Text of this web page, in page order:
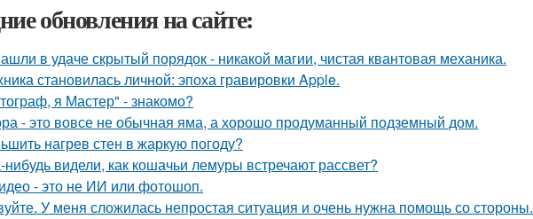
обновления на сайте:
в удаче скрытый порядок - никакой магии, чистая квантовая механика.
становилась личной: эпоха гравировки Apple.
я Мастер" - знакомо?
- это вовсе не обычная яма, а хорошо продуманный подземный дом.
нагрев стен в жаркую погоду?
нибудь видели, как кошачьи лемуры встречают рассвет?
- это не ИИ или фотошоп.
У меня сложилась непростая ситуация и очень нужна помощь со стороны.